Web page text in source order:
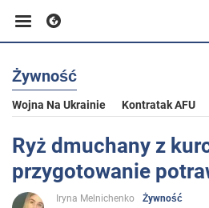
Biznes
Sport
Rozrywka
Żywność
Wojna Na Ukrainie Kontratak AFU
Ryż dmuchany z
przygotowanie
Iryna Melnichenko
Żywność